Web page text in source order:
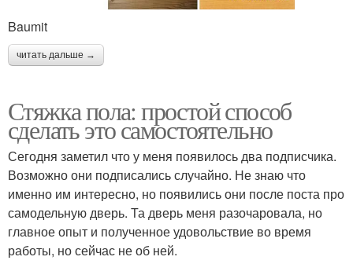
Baumit
читать дальше →
Стяжка пола: простой способ
сделать это самостоятельно
Сегодня заметил что у меня появилось два подписчика.
Возможно они подписались случайно. Не знаю что
именно им интересно, но появились они после поста про
самодельную дверь. Та дверь меня разочаровала, но
главное опыт и полученное удовольствие во время
работы, но сейчас не об ней.